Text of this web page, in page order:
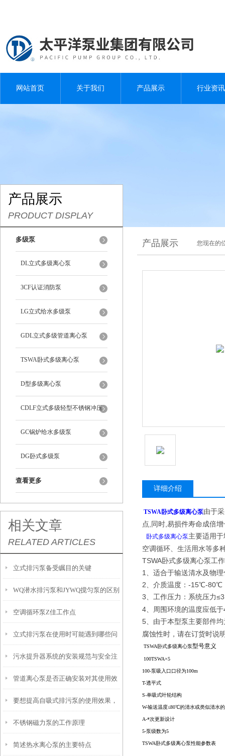
网站首页 关于我们 产品展示 行业资讯
产品展示
PRODUCT DISPLAY
多级泵
DL立式多级离心泵
3CF认证消防泵
LG立式给水多级泵
GDL立式多级管道离心泵
TSWA卧式多级离心泵
D型多级离心泵
CDLF立式多级轻型不锈钢冲压
泵
GC锅炉给水多级泵
DG卧式多级泵
查看更多
相关文章
RELATED ARTICLES
立式排污泵备受瞩目的关键
WQ潜水排污泵和JYWQ搅匀泵的区别
空调循环泵Z佳工作点
立式排污泵在使用时可能遇到哪些问
题？如何解决？
污水提升器系统的安装规范与安全注
意事项
管道离心泵是否正确安装对其使用效
果也有很大影响
要想提高自吸式排污泵的使用效果，
来看看这些！
不锈钢磁力泵的工作原理
简述热水离心泵的主要特点
产品展示 您现在的
详细介绍
TSWA卧式多级离心泵由于
点,同时,易损件寿命成倍
卧式多级离心泵主要适用
空调循环、生活用水等多
TSWA卧式多级离心泵工
1、适合于输送清水及物
2、介质温度：-15℃-80℃
3、工作压力：系统压力
4、周围环境的温度应低
5、由于本型泵主要部件
腐蚀性时，请在订货时说
TSWA卧式多级离心泵型号意义
100TSWA×5
100-泵吸入口口径为100m
T-透平式
S-单吸式叶轮结构
W-输送温度≤80℃的清水或类似清水
A-*次更新设计
5-泵级数为5
TSWA卧式多级离心泵性能参数表